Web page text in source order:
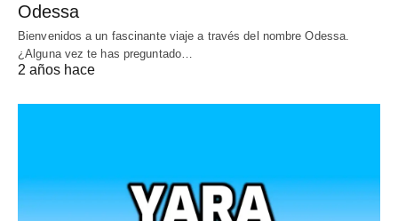
Odessa
Bienvenidos a un fascinante viaje a través del nombre Odessa.
¿Alguna vez te has preguntado…
2 años hace